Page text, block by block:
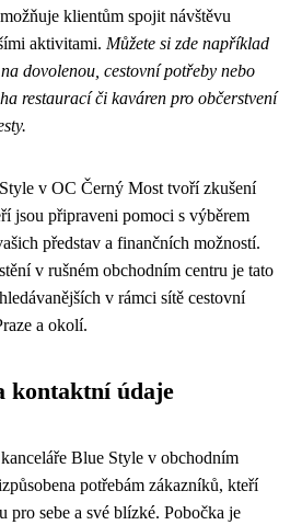
klientům spojit návštěvu
aktivitami. Můžete si zde například
dovolenou, cestovní potřeby nebo
restaurací či kaváren pro občerstvení
v OC Černý Most tvoří zkušení
jsou připraveni pomoci s výběrem
představ a finančních možností.
v rušném obchodním centru je tato
v rámci sítě cestovní
a okolí.
kontaktní údaje
Blue Style v obchodním
potřebám zákazníků, kteří
pro sebe a své blízké. Pobočka je